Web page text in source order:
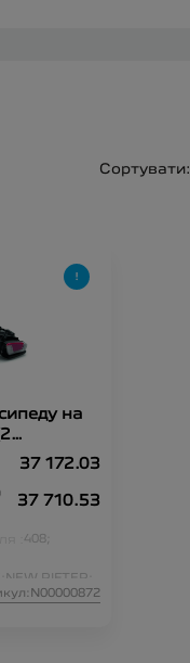
Сортувати:
на
37 172.03
37 710.53
: 408;
NEW RIFTER;